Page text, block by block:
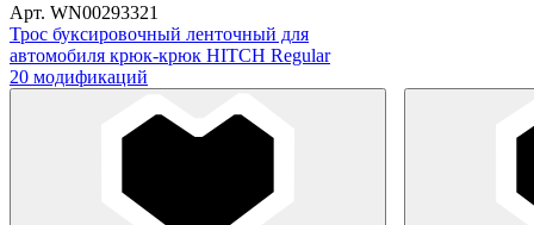
Арт. WN00293321
Трос буксировочный ленточный для
автомобиля крюк-крюк HITCH Regular
20 модификаций